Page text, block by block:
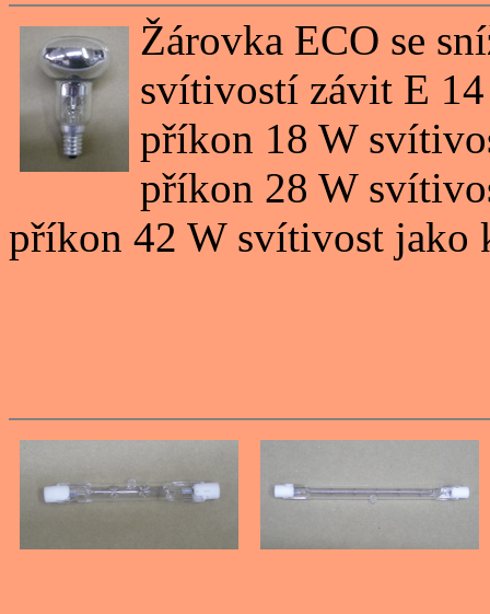
Žárovka ECO se
svítivostí závit E
příkon 18 W
příkon 28 W
příkon 42 W svítivost jako